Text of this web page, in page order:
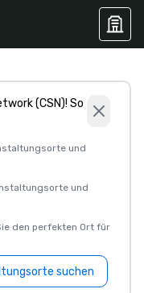
(CSN)! So
und
und
den perfekten Ort für
suchen